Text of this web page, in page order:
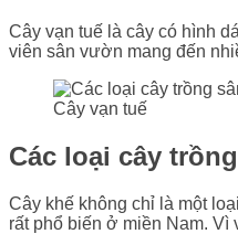
Cây vạn tuế là cây có hình
viên sân vườn mang đến
Cây vạn tuế
Các loại cây
Cây khế không chỉ là một
rất phổ biến ở miền Nam.